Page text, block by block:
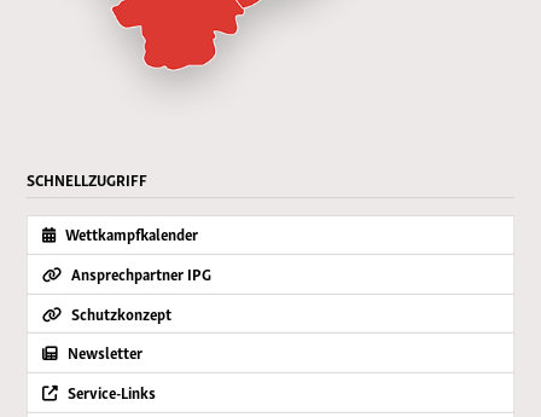
SCHNELLZUGRIFF
Wettkampfkalender
Ansprechpartner IPG
Schutzkonzept
Newsletter
Service-Links